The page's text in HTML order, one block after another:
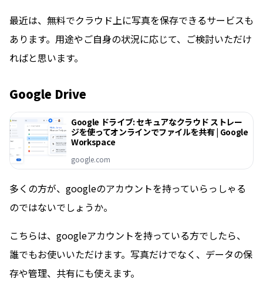
最近は、無料でクラウド上に写真を保存できるサービスも
あります。用途やご自身の状況に応じて、ご検討いただけ
ればと思います。
Google Drive
Google ドライブ: セキュアなクラウド ストレー
ジを使ってオンラインでファイルを共有 | Google
Workspace
google.com
多くの方が、googleのアカウントを持っていらっしゃる
のではないでしょうか。
こちらは、googleアカウントを持っている方でしたら、
誰でもお使いいただけます。写真だけでなく、データの保
存や管理、共有にも使えます。